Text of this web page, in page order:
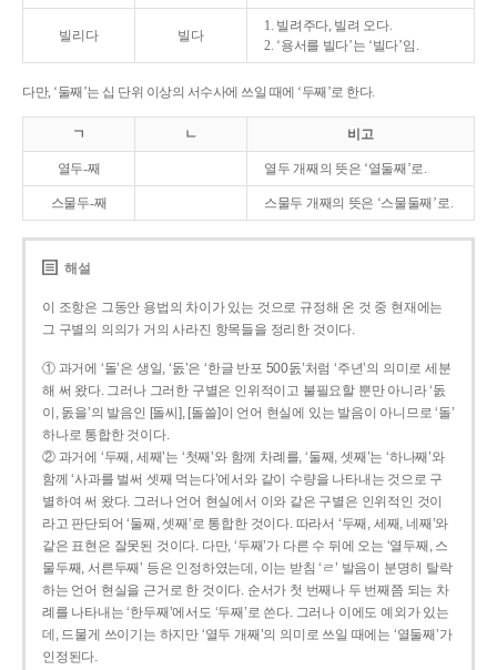
빌리다 빌다
1. 빌려주다, 빌려 오다.
2. ‘용서를 빌다’는 ‘빌다’임.
다만, ‘둘째’는 십 단위 이상의 서수사에 쓰일 때에 ‘두째’로 한다.
ㄱ ㄴ 비고
열두-째 열두 개째의 뜻은 ‘열둘째’로.
스물두-째 스물두 개째의 뜻은 ‘스물둘째’로.
해설
이 조항은 그동안 용법의 차이가 있는 것으로 규정해 온 것 중 현재에는
그 구별의 의의가 거의 사라진 항목들을 정리한 것이다.
① 과거에 ‘돌’은 생일, ‘돐’은 ‘한글 반포 500돐’처럼 ‘주년’의 의미로 세분
해 써 왔다. 그러나 그러한 구별은 인위적이고 불필요할 뿐만 아니라 ‘돐
이, 돐을’의 발음인 [돌씨], [돌쓸]이 언어 현실에 있는 발음이 아니므로 ‘돌’
하나로 통합한 것이다.
② 과거에 ‘두째, 세째’는 ‘첫째’와 함께 차례를, ‘둘째, 셋째’는 ‘하나째’와
함께 ‘사과를 벌써 셋째 먹는다’에서와 같이 수량을 나타내는 것으로 구
별하여 써 왔다. 그러나 언어 현실에서 이와 같은 구별은 인위적인 것이
라고 판단되어 ‘둘째, 셋째’로 통합한 것이다. 따라서 ‘두째, 세째, 네째’와
같은 표현은 잘못된 것이다. 다만, ‘두째’가 다른 수 뒤에 오는 ‘열두째, 스
물두째, 서른두째’ 등은 인정하였는데, 이는 받침 ‘ㄹ’ 발음이 분명히 탈락
하는 언어 현실을 근거로 한 것이다. 순서가 첫 번째나 두 번째쯤 되는 차
례를 나타내는 ‘한두째’에서도 ‘두째’로 쓴다. 그러나 이에도 예외가 있는
데, 드물게 쓰이기는 하지만 ‘열두 개째’의 의미로 쓰일 때에는 ‘열둘째’가
인정된다.